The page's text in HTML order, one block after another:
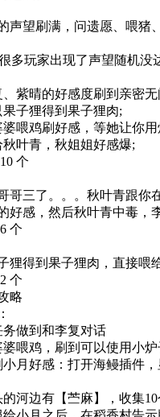
望刷满，问遗愿、喂猪、
玩家出现了声望随机没达
晴的好感度刷到亲密无
子狸得到果子狸肉;
鸡刷好感，等她让你用
叶青，秋姐姐好感爆;
个
三了。。。秋叶青跟你在
感，然后秋叶青中毒，李
个
得到果子狸肉，直接喂给
个
略
做到和李复对话
鸡，刷到可以使用小炉
好感：打开海鳗插件，
边有【苎麻】，收集10